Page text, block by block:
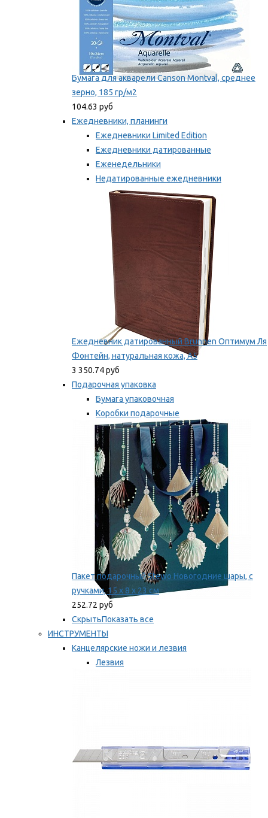
Бумага для акварели Canson Montval, среднее
зерно, 185 гр/м2
104.63 руб
Ежедневники, планинги
Ежедневники Limited Edition
Ежедневники датированные
Еженедельники
Недатированные ежедневники
Планинги
Мы рекомендуем
Ежедневник датированный Brunnen Оптимум Ля
Фонтейн, натуральная кожа, А5
3 350.74 руб
Подарочная упаковка
Бумага упаковочная
Коробки подарочные
Ленты, бобины
Мы рекомендуем
Пакет подарочный Stewo Новогодние шары, с
ручками, 15 х 8 х 23 см
252.72 руб
СкрытьПоказать все
ИНСТРУМЕНТЫ
Канцелярские ножи и лезвия
Лезвия